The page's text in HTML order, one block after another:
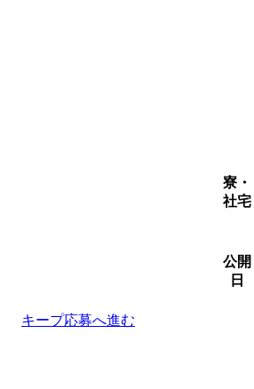
寮・
社宅
公開
日
キープ応募へ進む